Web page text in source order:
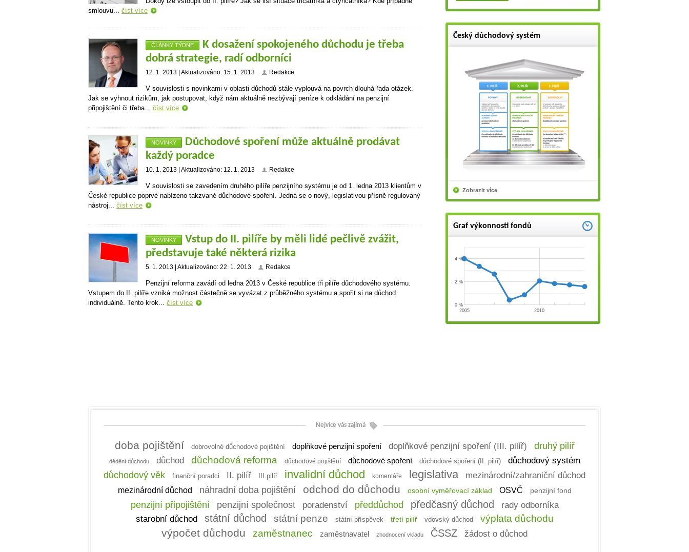
smlouvu... číst více
ČLÁNKY TÝDNE
K dosažení spokojeného důchodu je třeba
dobrá strategie, radí odborníci
12. 1. 2013 | Aktualizováno: 15. 1. 2013 Redakce
V souvislosti s novinkami v oblasti důchodů stále vyplouvá na povrch dlouhá řada otázek.
Jak se vyhnout rizikům, jak postupovat, když nám aktuálně nezbývají peníze k odkládání na penzijní
připojištění či třeba... číst více
NOVINKY
Důchodové spoření může aktuálně prodávat
každý poradce
10. 1. 2013 | Aktualizováno: 12. 1. 2013 Redakce
V souvislosti se zavedením druhého pilíře penzijního systému je od 1. ledna 2013 klientům v
České republice poprvé nabízeno takzvané důchodové spoření. Jedná se o nový, legislativou přísně regulovaný
nástroj... číst více
NOVINKY
Vstup do II. pilíře by měli lidé pečlivě zvážit,
představuje také některá rizika
5. 1. 2013 | Aktualizováno: 22. 1. 2013 Redakce
Penzijní reforma zavádí od ledna 2013 v České republice tři pilíře důchodového systému.
Vstupem do II. pilíře vzniká možnost částečně se vyvázat z průběžného systému a spořit si na důchod
individuálně. Tento krok... číst více
Český důchodový systém
Zobrazit více
Graf výkonnosti fondů
2005 2010
0 %
2 %
4 %
Nejvíce vás zajímá
doba pojištění dobrovolné důchodové pojištění doplňkové penzijní spoření doplňkové penzijní spoření (III. pilíř) druhý pilíř
dědění důchodu důchod důchodová reforma důchodové pojištění důchodové spoření důchodové spoření (II. pilíř) důchodový systém
důchodový věk finanční poradci II. pilíř III.pilíř invalidní důchod komentáře legislativa mezinárodní/zahraniční důchod
mezinárodní důchod náhradní doba pojištění odchod do důchodu osobní vyměřovací základ OSVČ penzijní fond
penzijní připojištění penzijní společnost poradenství předdůchod předčasný důchod rady odborníka
starobní důchod státní důchod státní penze státní příspěvek třetí pilíř vdovský důchod výplata důchodu
výpočet důchodu zaměstnanec zaměstnavatel zhodnocení vkladu ČSSZ žádost o důchod